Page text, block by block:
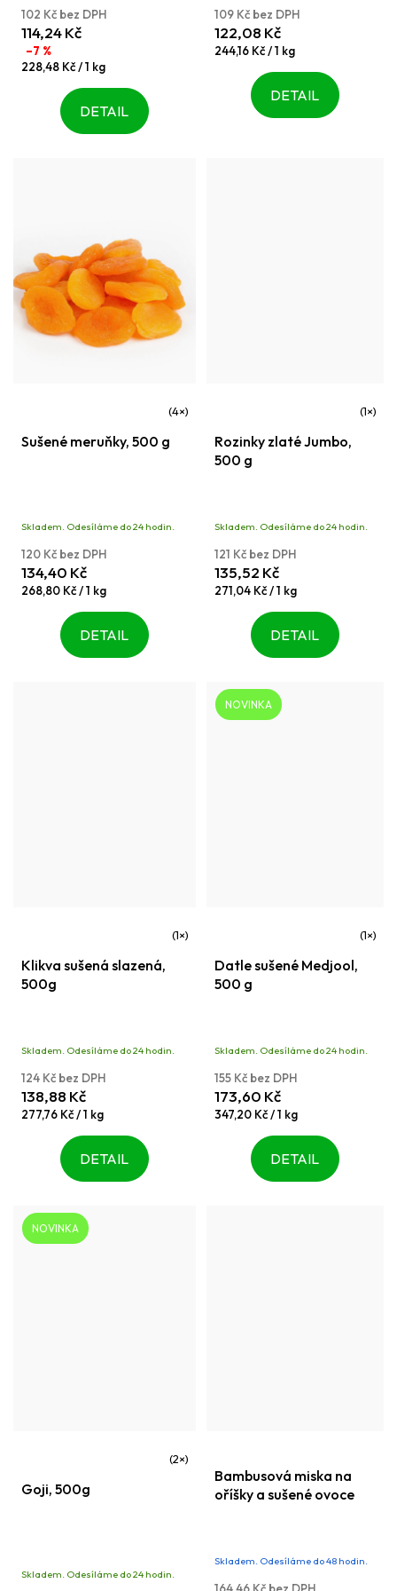
5
hvězdiček.
102 Kč bez DPH
114,24 Kč
–7 %
Měrná
228,48 Kč / 1 kg
DETAIL
5
hvězdiček.
109 Kč bez DPH
122,08 Kč
Měrná
244,16 Kč / 1 kg
DETAIL
hodnocení
5
hvězdiček.
Sušené meruňky, 500 g
Skladem. Odesíláme do 24 hodin.
120 Kč bez DPH
134,40 Kč
Měrná
268,80 Kč / 1 kg
DETAIL
hodnocení
produktu
5
hvězdiček.
Rozinky zlaté Jumbo,
500 g
Skladem. Odesíláme do 24 hodin.
121 Kč bez DPH
135,52 Kč
Měrná
271,04 Kč / 1 kg
DETAIL
hodnocení
produktu
5
hvězdiček.
Klikva sušená slazená,
500g
Skladem. Odesíláme do 24 hodin.
124 Kč bez DPH
138,88 Kč
Měrná
277,76 Kč / 1 kg
DETAIL
NOVINKA
hodnocení
produktu
5
hvězdiček.
Datle sušené Medjool,
500 g
Skladem. Odesíláme do 24 hodin.
155 Kč bez DPH
173,60 Kč
Měrná
347,20 Kč / 1 kg
DETAIL
NOVINKA
hodnocení
Goji, 500g
Skladem. Odesíláme do 24 hodin.
Bambusová miska na
oříšky a sušené ovoce
Skladem. Odesíláme do 48 hodin.
164,46 Kč bez DPH